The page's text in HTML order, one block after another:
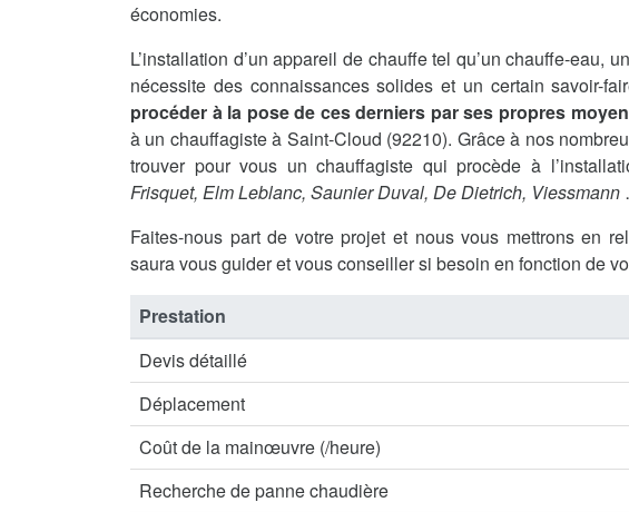
économies.
L’installation d’un appareil de chauffe tel qu’un chauffe-eau,
nécessite des connaissances solides et un certain savoir-
procéder à la pose de ces derniers par ses propres
à un chauffagiste à Saint-Cloud (92210). Grâce à nos
trouver pour vous un chauffagiste qui procède à
Frisquet, Elm Leblanc, Saunier Duval, De Dietrich, Viessmann
Faites-nous part de votre projet et nous vous mettrons en
saura vous guider et vous conseiller si besoin en fonction de
Prestation
Devis détaillé
Déplacement
Coût de la mainœuvre (/heure)
Recherche de panne chaudière